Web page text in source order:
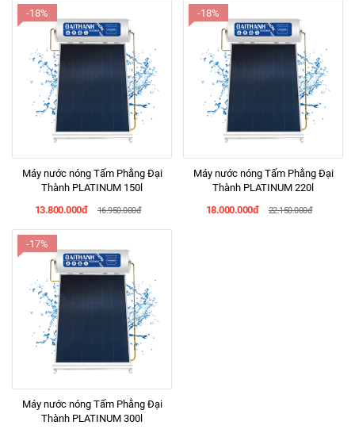
-18%
Máy nước nóng Tấm Phằng Đại
Thành PLATINUM 150l
13.800.000đ
16.950.000đ
-18%
Máy nước nóng Tấm Phằng Đại
Thành PLATINUM 220l
18.000.000đ
22.150.000đ
-17%
Máy nước nóng Tấm Phằng Đại
Thành PLATINUM 300l